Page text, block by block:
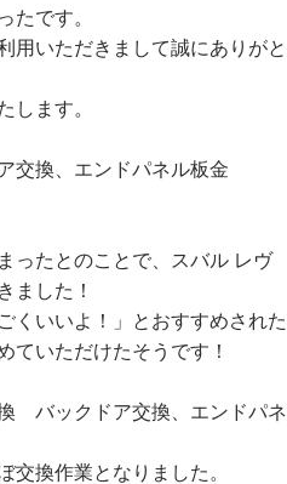
たです。
用いただきまして誠にありがと
します。
交換、エンドパネル板金
ったとのことで、スバル レヴ
ました！
くいいよ！」とおすすめされた
ていただけたそうです！
バックドア交換、エンドパネ
交換作業となりました。